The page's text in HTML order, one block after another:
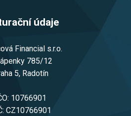
údaje
Financial s.r.o.
785/12
5, Radotín
10766901
CZ10766901